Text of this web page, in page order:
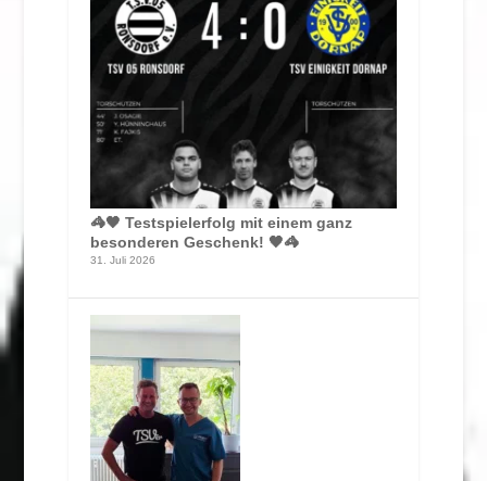
🦓🖤 Testspielerfolg mit einem ganz
besonderen Geschenk! 🖤🦓
31. Juli 2026